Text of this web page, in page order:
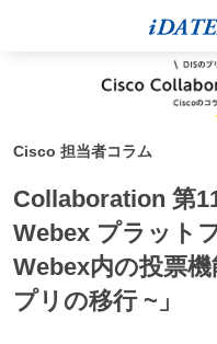
Cisco 担当者コラム
Collaboration 第
Webex プラット
Webex内の投票
プリの移行 ~」